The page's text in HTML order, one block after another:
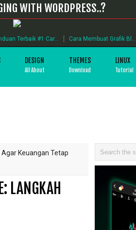
WITH WORDPRESS..?
Terbaik #1 Car... Cara Membuat Grafik Bl...
DESIGN
All About
THEMES
Download
LINUX
Tutorial
Keuangan Tetap
LANGKAH